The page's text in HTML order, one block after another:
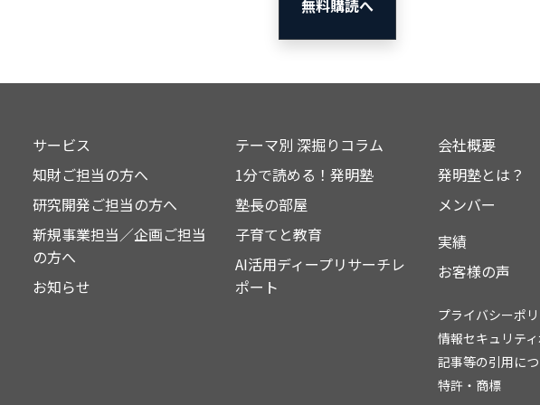
無料購読へ
サービス
知財ご担当の方へ
研究開発ご担当の方へ
新規事業担当／企画ご担当
の方へ
お知らせ
テーマ別 深掘りコラム
1分で読める！発明塾
塾長の部屋
子育てと教育
AI活用ディープリサーチレ
ポート
会社概要
発明塾とは？
メンバー
実績
お客様の声
プライバシーポ
情報セキュリテ
記事等の引用に
特許・商標